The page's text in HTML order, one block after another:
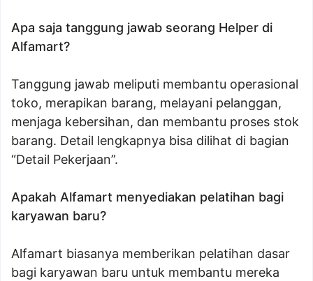
Apa saja tanggung jawab seorang Helper di
Alfamart?
Tanggung jawab meliputi membantu operasional
toko, merapikan barang, melayani pelanggan,
menjaga kebersihan, dan membantu proses stok
barang. Detail lengkapnya bisa dilihat di bagian
“Detail Pekerjaan”.
Apakah Alfamart menyediakan pelatihan bagi
karyawan baru?
Alfamart biasanya memberikan pelatihan dasar
bagi karyawan baru untuk membantu mereka